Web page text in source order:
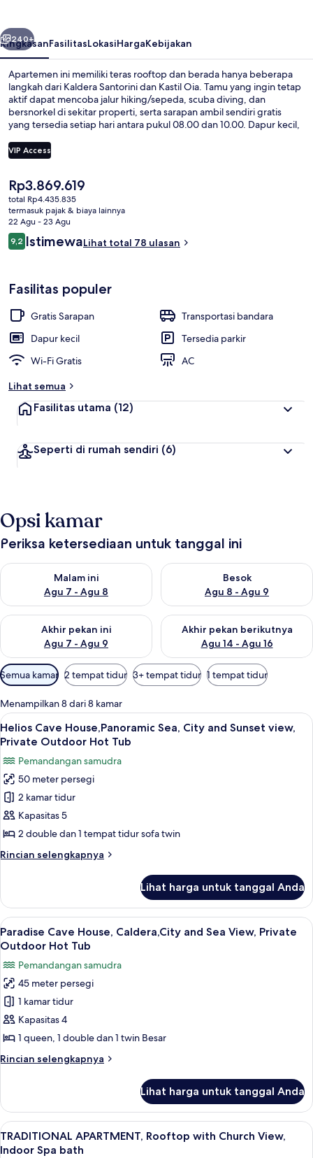
Berikutnya
240+
RingkasanFasilitasLokasiHargaKebijakan
Apartemen ini memiliki teras rooftop dan berada hanya beberapa
langkah dari Kaldera Santorini dan Kastil Oia. Tamu yang ingin tetap
aktif dapat mencoba jalur hiking/sepeda, scuba diving, dan
bersnorkel di sekitar properti, serta sarapan ambil sendiri gratis
yang tersedia setiap hari antara pukul 08.00 dan 10.00. Dapur kecil,
merupakan keunggulan lainnya.
VIP Access
Harga
saat
ini
Rp3.869.619
Rp3.869.619
total Rp4.435.835
termasuk pajak & biaya lainnya
22 Agu - 23 Agu
Ulasan
9,29,2 dari 10
IstimewaLihat total 78 ulasan
Fasilitas populer
Gratis Sarapan
Transportasi bandara
Dapur kecil
Tersedia parkir
Wi-Fi Gratis
AC
Lihat semua
Fasilitas utama (12)
Seperti di rumah sendiri (6)
Opsi kamar
Periksa ketersediaan untuk tanggal ini
Malam ini
Agu 7 - Agu 8
Periksa ketersediaan untuk malam ini Agu 7 - Agu 8
Besok
Agu 8 - Agu 9
Periksa ketersediaan untuk
Akhir pekan ini
Agu 7 - Agu 9
Periksa ketersediaan untuk akhir pekan ini Agu 7 - Agu 9
Akhir pekan berikutnya
Agu 14 - Agu 16
Periksa ketersediaan untuk
Filter
tersedia
untuk
kamar
Semua kamar 2 tempat tidur 3+ tempat tidur 1 tempat tidur
Menampilkan 8 dari 8 kamar
Lihat
semua
untuk
Helios
Cave
House,Panoramic
Sea,
City
and
view,
Private
Outdoor
Hot
Tub
50
Helios Cave House,Panoramic Sea, City and Sunset view,
Private Outdoor Hot Tub
Pemandangan samudra
50 meter persegi
2 kamar tidur
Kapasitas 5
2 double dan 1 tempat tidur sofa twin
Rincian selengkapnya
Rincian
Helios
Cave
House,Panoramic
Sea,
and
Sunset
view,
Private
Outdoor
Tub
Lihat harga untuk tanggal Anda
Lihat
semua
untuk
Paradise
Cave
House,
Caldera,City
and
Sea
Private
Outdoor
Hot
Tub
41
Paradise Cave House, Caldera,City and Sea View, Private
Outdoor Hot Tub
Pemandangan samudra
45 meter persegi
1 kamar tidur
Kapasitas 4
1 queen, 1 double dan 1 twin Besar
Rincian selengkapnya
Rincian
Paradise
Cave
House,
Caldera,City
Lihat harga untuk tanggal Anda
Lihat
semua
Perlengkapan mandi gratis,
49
TRADITIONAL APARTMENT, Rooftop with Church View,
Indoor Spa bath